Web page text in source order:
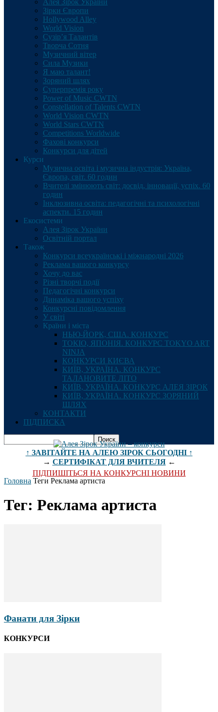
Алея Зірок України
Зірки Європи
Hollywood Alley
World Vision
Сузір’я Талантів
Творча Сотня
Музичний вітер
Сила Музики
Я маю талант!
Зоряний шлях
Суперпремія року
Power of Music CWTN
Constellation of Talents CWTN
World Vision CWTN
World Stars CWTN
Competitions Worldwide
Фахові конкурси
Конкурси для дітей
Курси
Музична освіта і музична індустрія: Україна,
Європа, світ. 60 годин
Вчителі змінюють світ: досвід, інновації, успіх. 60
годин
Інклюзивна освіта: педагогічні та психологічні
аспекти. 15 годин
Екосистеми
Алея Зірок України
Освітній портал
Також
Конкурси всеукраїнські і міжнародні 2026
Реклама вашого конкурсу
Хочу до вас
Різні творчі події
Педагогічні конкурси
Динаміка вашого успіху
Конкурсні повідомлення
У світі
Країни і міста
НЬЮ-ЙОРК, США. КОНКУРС
ТОКІО, ЯПОНІЯ. КОНКУРС TOKYO ART
NINJA
КОНКУРСИ КИЄВА
КИЇВ, УКРАЇНА. КОНКУРС
ТАЛАНОВИТЕ ЛІТО
КИЇВ, УКРАЇНА. КОНКУРС АЛЕЯ ЗІРОК
КИЇВ, УКРАЇНА. КОНКУРС ЗОРЯНИЙ
ШЛЯХ
КОНТАКТИ
ПІДПИСКА
↑ ЗАВІТАЙТЕ НА АЛЕЮ ЗІРОК СЬОГОДНІ ↑
→ СЕРТИФІКАТ ДЛЯ ВЧИТЕЛЯ←
ПІДПИШІТЬСЯ НА КОНКУРСНІ НОВИНИ
Головна Теги Реклама артиста
Тег: Реклама артиста
Фанати для Зірки
КОНКУРСИ